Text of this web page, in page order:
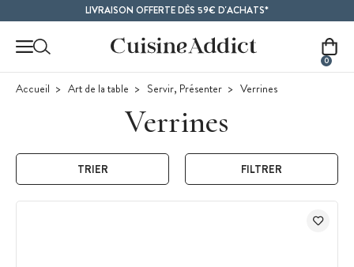
LIVRAISON OFFERTE DÈS 59€ D'ACHATS*
0
Accueil Art de la table Servir, Présenter Verrines
Verrines
TRIER FILTRER